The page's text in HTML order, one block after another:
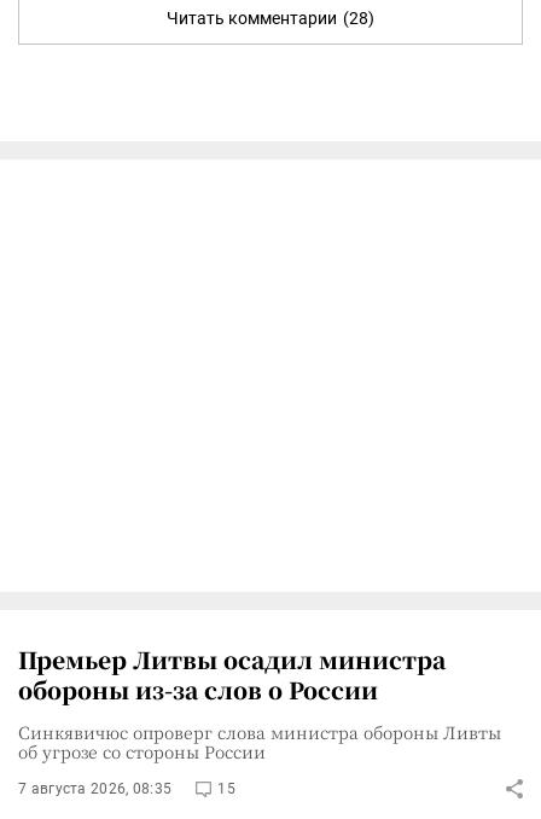
Читать комментарии (28)
Премьер Литвы осадил министра
обороны из-за слов о России
Синкявичюс опроверг слова министра обороны Ливты
об угрозе со стороны России
7 августа 2026, 08:35 15